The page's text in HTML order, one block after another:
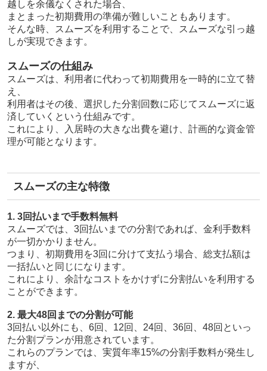
越しを余儀なくされた場合、
まとまった初期費用の準備が難しいこともあります。
そんな時、スムーズを利用することで、スムーズな引っ越
しが実現できます。
スムーズの仕組み
スムーズは、利用者に代わって初期費用を一時的に立て替
え、
利用者はその後、選択した分割回数に応じてスムーズに返
済していくという仕組みです。
これにより、入居時の大きな出費を避け、計画的な資金管
理が可能となります。
スムーズの主な特徴
1. 3回払いまで手数料無料
スムーズでは、3回払いまでの分割であれば、金利手数料
が一切かかりません。
つまり、初期費用を3回に分けて支払う場合、総支払額は
一括払いと同じになります。
これにより、余計なコストをかけずに分割払いを利用する
ことができます。
2. 最大48回までの分割が可能
3回払い以外にも、6回、12回、24回、36回、48回といっ
た分割プランが用意されています。
これらのプランでは、実質年率15%の分割手数料が発生し
ますが、